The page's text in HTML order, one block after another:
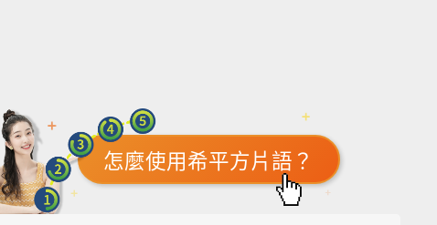
怎麼使用希平方片語？